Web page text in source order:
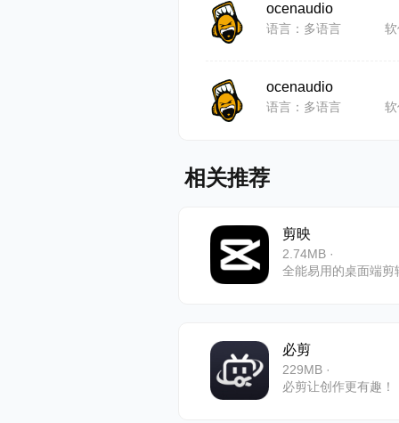
为了加速
不同部分，
使用
数量没有限
保持文件打
几乎立即发
ocenaudio
语言：多语言
ocenaudio
语言：多语言
相关推荐
剪映
2.74MB ·
必剪
229MB ·
必剪让创作更有趣！